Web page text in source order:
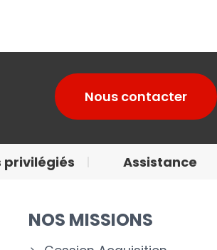
Nous contacter
privilégiés Assistance
NOS MISSIONS